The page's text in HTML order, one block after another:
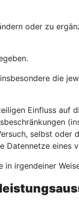
oder zu
die
Einfluss
selbst
irgendeiner